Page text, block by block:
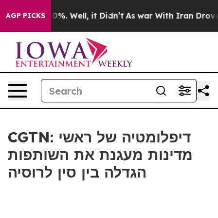
AGP PICKS40%. Well, it Didn’t As war With Iran Drove oil
CGTN: דיפלומטיה של ראשי
מדינות מעגנת את השותפות
הגדלה בין סין לרוסיה